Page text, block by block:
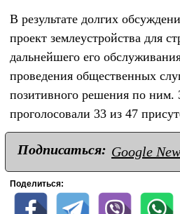
В результате долгих
проект землеустройства для
дальнейшего его
проведения общественных
позитивного решения по ним.
проголосовали 33 из 47
Подписаться: Google
Поделиться: